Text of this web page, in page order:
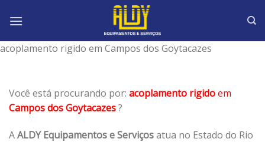
acoplamento rigido em Campos dos Goytacazes
Você está procurando por: acoplamento rigidoem
Campos dos Goytacazes?
AALDY Equipamentos e Serviçosatua no Estado do Rio